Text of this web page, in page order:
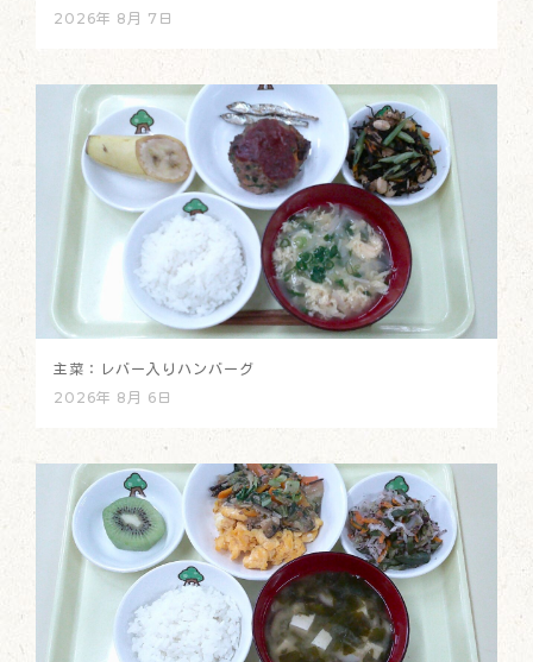
2026年 8月 7日
主菜：レバー入りハンバーグ
2026年 8月 6日